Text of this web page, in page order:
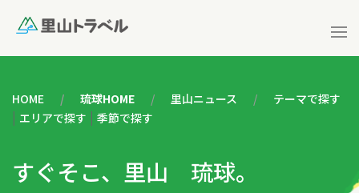
HOME 琉球HOME 里山ニュース テーマで探す
| エリアで探す | 季節で探す
すぐそこ、里山 琉球。